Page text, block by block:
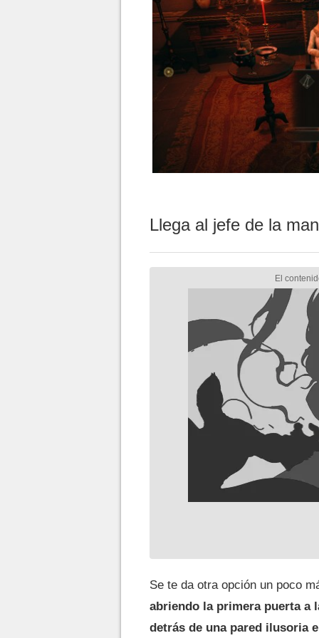
Llega al jefe de la
Se te da otra opción un poco
abriendo la primera puerta a
detrás de una pared ilusoria